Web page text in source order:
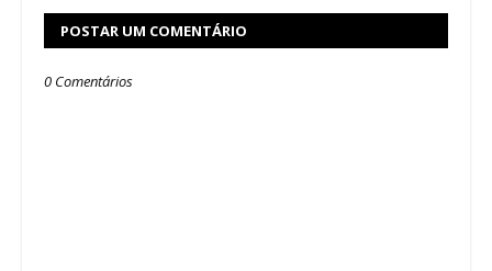
POSTAR UM COMENTÁRIO
0 Comentários